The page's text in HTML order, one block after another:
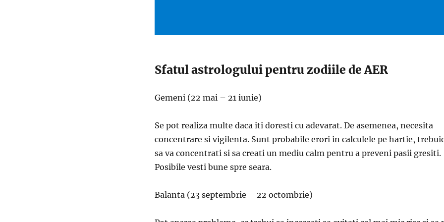
Sfatul astrologului pentru zodiile de AER
Gemeni (22 mai – 21 iunie)
Se pot realiza multe daca iti doresti cu adevarat. De asemenea, necesita
concentrare si vigilenta. Sunt probabile erori in calculele pe hartie,
sa va concentrati si sa creati un mediu calm pentru a preveni pasii gresiti.
Posibile vesti bune spre seara.
Balanta (23 septembrie – 22 octombrie)